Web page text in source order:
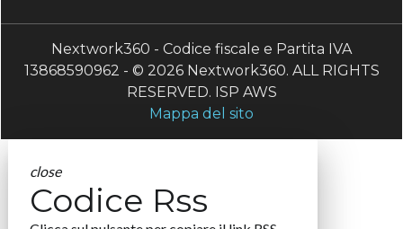
Nextwork360 - Codice fiscale e Partita IVA
13868590962 - © 2026 Nextwork360. ALL RIGHTS
RESERVED. ISP AWS
Mappa del sito
close
Codice Rss